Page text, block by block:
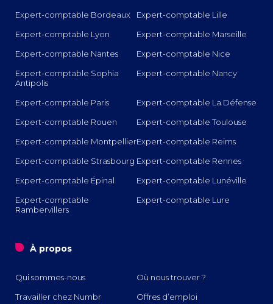
Expert-comptable Bordeaux
Expert-comptable Lille
Expert-comptable Lyon
Expert-comptable Marseille
Expert-comptable Nantes
Expert-comptable Nice
Expert-comptable Sophia
Antipolis
Expert-comptable Nancy
Expert-comptable Paris
Expert-comptable La Défense
Expert-comptable Rouen
Expert-comptable Toulouse
Expert-comptable MontpellierExpert-comptable Reims
Expert-comptable Strasbourg Expert-comptable Rennes
Expert-comptable Épinal
Expert-comptable Lunéville
Expert-comptable
Rambervillers
Expert-comptable Lure
o À propos
Qui sommes-nous
Où nous trouver ?
Travailler chez Numbr
Offres d’emploi